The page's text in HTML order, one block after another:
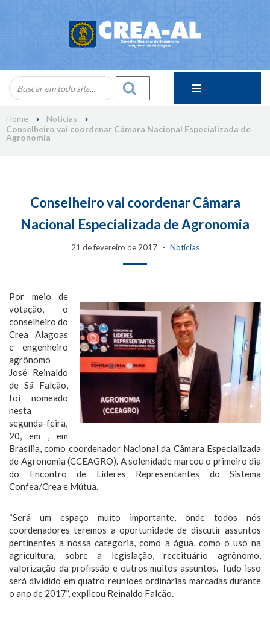
Home
Notícias
Conselheiro vai coordenar Câmara Nacional Especializada de
Agronomia
Conselheiro vai coordenar Câmara
Nacional Especializada de Agronomia
21 de fevereiro de 2017 Notícias
Por meio de
votação, o
conselheiro do
Crea Alagoas
e engenheiro
agrônomo
José Reinaldo
de Sá Falcão,
foi nomeado
nesta
segunda-feira,
20, em , em
Brasília, como coordenador Nacional da Câmara Especializada
de Agronomia (CCEAGRO). A solenidade marcou o primeiro dia
do Encontro de Líderes Representantes do Sistema
Confea/Crea e Mútua.
“Será um espaço muito importante, onde todos nós
coordenadores teremos a oportunidade de discutir assuntos
pertinentes a nossa categoria, como a água, como o uso na
agricultura, sobre a legislação, receituário agrônomo,
valorização da profissão e outros muitos assuntos. Tudo isso
será dividido em quatro reuniões ordinárias marcadas durante
o ano de 2017”, explicou Reinaldo Falcão.